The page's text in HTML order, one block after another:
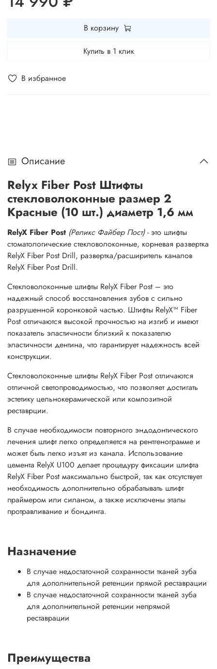
В избранное
В корзину
Купить в 1 клик
Описание
Relyx Fiber Post Штифты
стекловолоконные размер 2
Красные (10 шт.) диаметр 1,6 мм
RelyX Fiber Post (Реликс Файбер Пост) - это штифты
стоматологические стекловолоконные, корневая развертка
RelyX Fiber Post Drill, развертка/расширитель каналов
RelyX Fiber Post Drill.
Стекловолоконные штифты RelyX Fiber Post – это
надежный способ восстановления зубов с сильно
разрушенной коронковой частью. Штифты RelyX™ Fiber
Post отличаются высокой прочностью на изгиб и имеют
показатель эластичности близкий к показателю
эластичности дентина, что гарантирует надежность всей
конструкции.
Стекловолоконные штифты RelyX Fiber Post отличаются
отличной светопроводимостью, что позволяет достигать
эстетику цельнокерамической или композитной
реставрции.
В случае необходимости повторного эндодонтического
лечения штифт легко определяется на рентгенограмме и
может быть легко изъят из канала. Использование
цемента RelyX U100 делает процедуру фиксации штифта
RelyX Fiber Post максимально быстрой, так как отсутствует
необходимость дополнительно обрабатывать штифт
праймером или силаном, а также исключены этапы
протравливание и бондинга.
Назначение
В случае недостаточной сохранности тканей зуба
для дополнительной ретенции прямой реставрации
В случае недостаточной сохранности тканей зуба
для дополнительной ретенции непрямой
реставрации
Преимущества